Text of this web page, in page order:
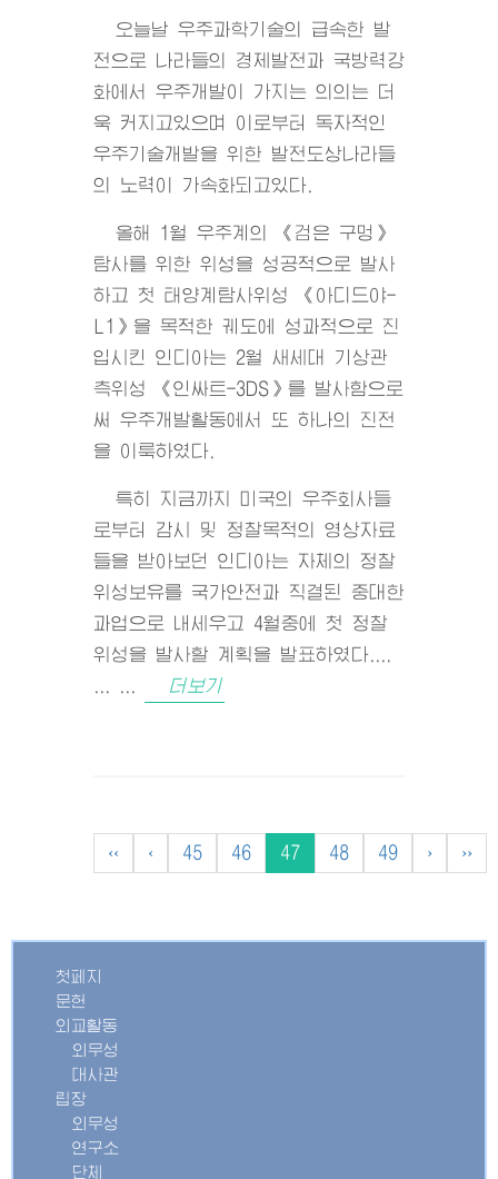
오늘날 우주과학기술의 급속한 발
전으로 나라들의 경제발전과 국방력강
화에서 우주개발이 가지는 의의는 더
욱 커지고있으며 이로부터 독자적인
우주기술개발을 위한 발전도상나라들
의 노력이 가속화되고있다.
올해 1월 우주계의 《검은 구멍》
탐사를 위한 위성을 성공적으로 발사
하고 첫 태양계탐사위성 《아디드야-
L1》을 목적한 궤도에 성과적으로 진
입시킨 인디아는 2월 새세대 기상관
측위성 《인싸트-3DS》를 발사함으로
써 우주개발활동에서 또 하나의 진전
을 이룩하였다.
특히 지금까지 미국의 우주회사들
로부터 감시 및 정찰목적의 영상자료
들을 받아보던 인디아는 자체의 정찰
위성보유를 국가안전과 직결된 중대한
과업으로 내세우고 4월중에 첫 정찰
위성을 발사할 계획을 발표하였다....
... ...
더보기
‹‹ ‹ 45 46 47 48 49 › ››
첫페지
문헌
외교활동
외무성
대사관
립장
외무성
연구소
단체